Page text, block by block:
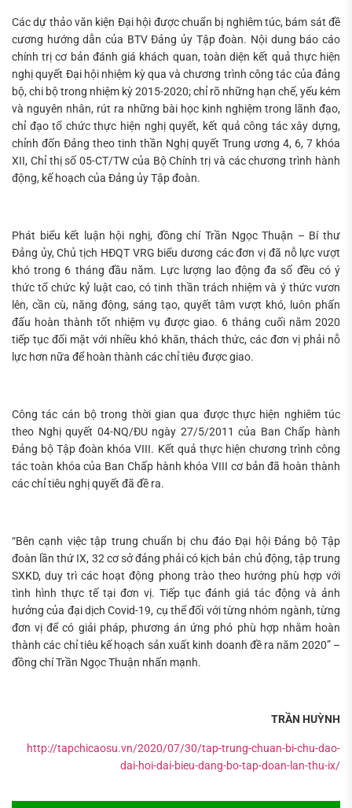
Các dự thảo văn kiện Đại hội được chuẩn bị nghiêm túc, bám sát đề
cương hướng dẫn của BTV Đảng ủy Tập đoàn. Nội dung báo cáo
chính trị cơ bản đánh giá khách quan, toàn diện kết quả thực hiện
nghị quyết Đại hội nhiệm kỳ qua và chương trình công tác của đảng
bộ, chi bộ trong nhiệm kỳ 2015-2020; chỉ rõ những hạn chế, yếu kém
và nguyên nhân, rút ra những bài học kinh nghiệm trong lãnh đạo,
chỉ đạo tổ chức thực hiện nghị quyết, kết quả công tác xây dựng,
chỉnh đốn Đảng theo tinh thần Nghị quyết Trung ương 4, 6, 7 khóa
XII, Chỉ thị số 05-CT/TW của Bộ Chính trị và các chương trình hành
động, kế hoạch của Đảng ủy Tập đoàn.
Phát biểu kết luận hội nghị, đồng chí Trần Ngọc Thuận – Bí thư
Đảng ủy, Chủ tịch HĐQT VRG biểu dương các đơn vị đã nỗ lực vượt
khó trong 6 tháng đầu năm. Lực lượng lao động đa số đều có ý
thức tổ chức kỷ luật cao, có tinh thần trách nhiệm và ý thức vươn
lên, cần cù, năng động, sáng tạo, quyết tâm vượt khó, luôn phấn
đấu hoàn thành tốt nhiệm vụ được giao. 6 tháng cuối năm 2020
tiếp tục đối mặt với nhiều khó khăn, thách thức, các đơn vị phải nỗ
lực hơn nữa để hoàn thành các chỉ tiêu được giao.
Công tác cán bộ trong thời gian qua được thực hiện nghiêm túc
theo Nghị quyết 04-NQ/ĐU ngày 27/5/2011 của Ban Chấp hành
Đảng bộ Tập đoàn khóa VIII. Kết quả thực hiện chương trình công
tác toàn khóa của Ban Chấp hành khóa VIII cơ bản đã hoàn thành
các chỉ tiêu nghị quyết đã đề ra.
“Bên cạnh việc tập trung chuẩn bị chu đáo Đại hội Đảng bộ Tập
đoàn lần thứ IX, 32 cơ sở đảng phải có kịch bản chủ động, tập trung
SXKD, duy trì các hoạt động phong trào theo hướng phù hợp với
tình hình thực tế tại đơn vị. Tiếp tục đánh giá tác động và ảnh
hưởng của đại dịch Covid-19, cụ thể đối với từng nhóm ngành, từng
đơn vị để có giải pháp, phương án ứng phó phù hợp nhằm hoàn
thành các chỉ tiêu kế hoạch sản xuất kinh doanh đề ra năm 2020” –
đồng chí Trần Ngọc Thuận nhấn mạnh.
TRẦN HUỲNH
http://tapchicaosu.vn/2020/07/30/tap-trung-chuan-bi-chu-dao-
dai-hoi-dai-bieu-dang-bo-tap-doan-lan-thu-ix/